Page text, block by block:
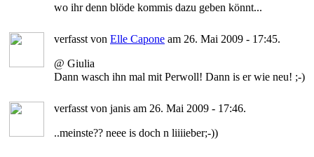
wo ihr denn blöde kommis dazu geben könnt...
verfasst von Elle Capone am 26. Mai 2009 - 17:45.
@ Giulia
Dann wasch ihn mal mit Perwoll! Dann is er wie neu! ;-)
verfasst von janis am 26. Mai 2009 - 17:46.
..meinste?? neee is doch n liiiieber;-))